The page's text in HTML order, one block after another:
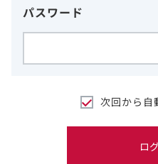
パスワード
次回から自
ロ